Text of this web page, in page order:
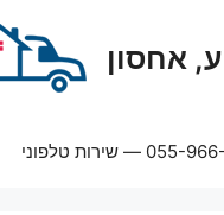
אחסון
— שירות טלפוני